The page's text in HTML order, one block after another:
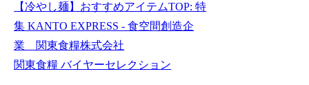
【冷やし麺】おすすめアイテムTOP: 特
集 KANTO EXPRESS - 食空間創造企
業 関東食糧株式会社
関東食糧 バイヤーセレクション